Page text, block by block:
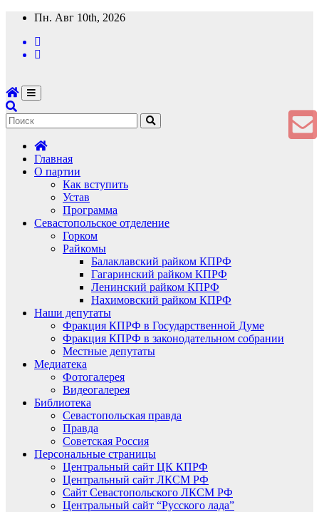
Перейти
содержимому
Пн. Авг 10th, 2026
Главная
О партии
Как вступить
Устав
Программа
Севастопольское отделение
Горком
Райкомы
Балаклавский райком КПРФ
Гагаринский райком КПРФ
Ленинский райком КПРФ
Нахимовский райком КПРФ
Наши депутаты
Фракция КПРФ в Государственной Думе
Фракция КПРФ в законодательном собрании
Местные депутаты
Медиатека
Фотогалерея
Видеогалерея
Библиотека
Севастопольская правда
Правда
Советская Россия
Персональные страницы
Центральный сайт ЦК КПРФ
Центральный сайт ЛКСМ РФ
Сайт Севастопольского ЛКСМ РФ
Центральный сайт “Русского лада”